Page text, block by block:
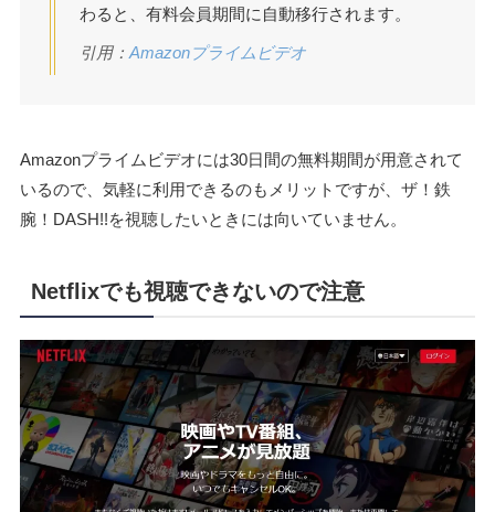
わると、有料会員期間に自動移行されます。
引用： Amazonプライムビデオ
Amazonプライムビデオには30日間の無料期間が用意されて
いるので、気軽に利用できるのもメリットですが、ザ！鉄
腕！DASH!!を視聴したいときには向いていません。
Netflixでも視聴できないので注意